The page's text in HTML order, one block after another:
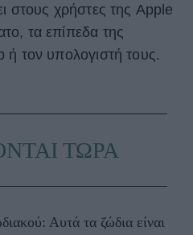
στους χρήστες της Apple
τα επίπεδα της
ή τον υπολογιστή τους.
ΤΩΡΑ
Αυτά τα ζώδια είναι